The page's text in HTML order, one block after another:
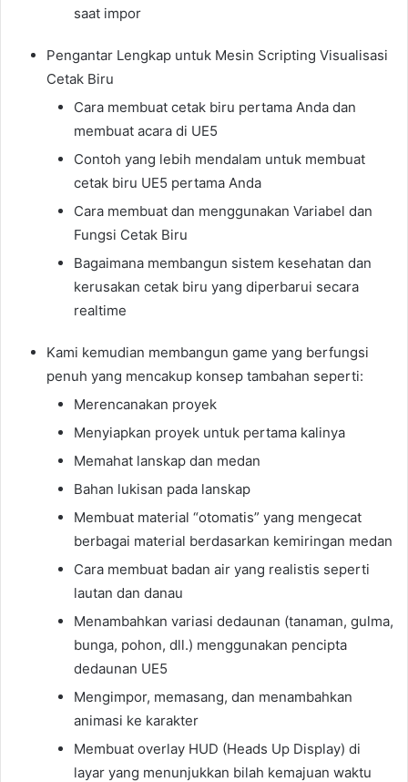
saat impor
Pengantar Lengkap untuk Mesin Scripting Visualisasi
Cetak Biru
Cara membuat cetak biru pertama Anda dan
membuat acara di UE5
Contoh yang lebih mendalam untuk membuat
cetak biru UE5 pertama Anda
Cara membuat dan menggunakan Variabel dan
Fungsi Cetak Biru
Bagaimana membangun sistem kesehatan dan
kerusakan cetak biru yang diperbarui secara
realtime
Kami kemudian membangun game yang berfungsi
penuh yang mencakup konsep tambahan seperti:
Merencanakan proyek
Menyiapkan proyek untuk pertama kalinya
Memahat lanskap dan medan
Bahan lukisan pada lanskap
Membuat material “otomatis” yang mengecat
berbagai material berdasarkan kemiringan medan
Cara membuat badan air yang realistis seperti
lautan dan danau
Menambahkan variasi dedaunan (tanaman, gulma,
bunga, pohon, dll.) menggunakan pencipta
dedaunan UE5
Mengimpor, memasang, dan menambahkan
animasi ke karakter
Membuat overlay HUD (Heads Up Display) di
layar yang menunjukkan bilah kemajuan waktu